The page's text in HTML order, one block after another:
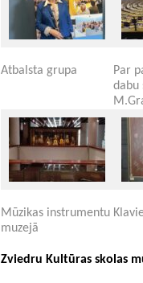
Atbalsta grupa
Par
dabu
Mūzikas instrumentu
muzejā
Zviedru Kultūras skolas